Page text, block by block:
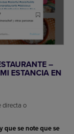
–
ESTANCIA EN
directa o
que se note que se